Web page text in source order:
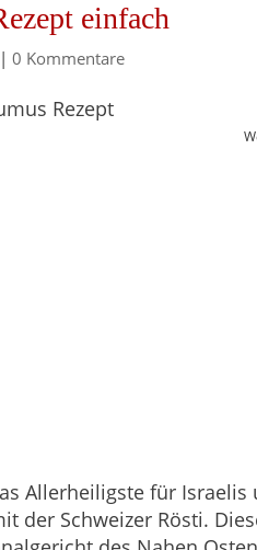
einfach
|0 Kommentare
Allerheiligste für Israelis
der Schweizer Rösti.